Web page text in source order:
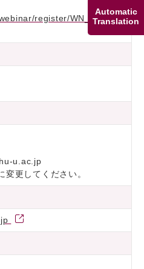
Automatic
Translation
register/WN_D2s14H
u.ac.jp
更してください。